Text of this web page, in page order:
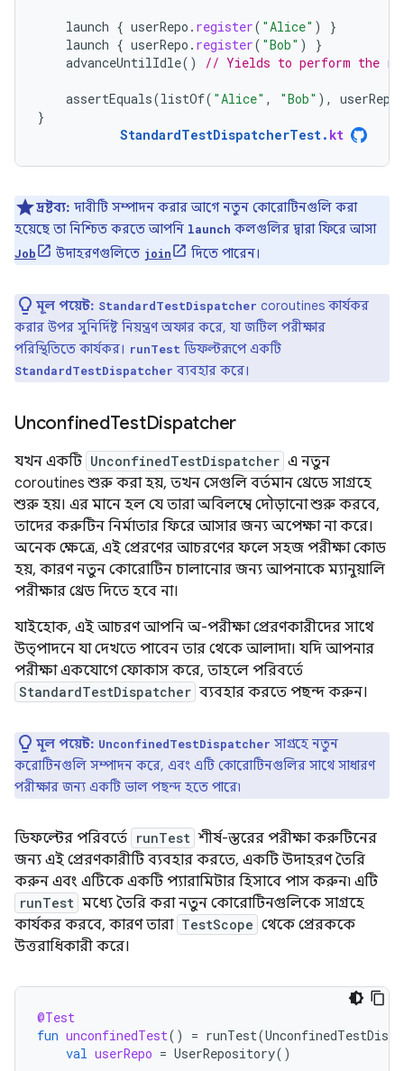
launch { userRepo . register( "Alice" )
}
launch { userRepo . register( "Bob" )
}
advanceUntilIdle() // Yields to perform the
assertEquals(listOf( "Alice" , "Bob" ), userRepo
}
StandardTestDispatcherTest. kt
দ্রষ্টব্য: দাবীটি সম্পাদন করার আগে নতুন কোরোটিনগুলি করা
হয়েছে তা নিশ্চিত করতে আপনি launch কলগুলির দ্বারা ফিরে আসা
Job উদাহরণগুলিতে join দিতে পারেন।
মূল পয়েন্ট: StandardTestDispatcher coroutines কার্যকর
করার উপর সুনির্দিষ্ট নিয়ন্ত্রণ অফার করে, যা জটিল পরীক্ষার
পরিস্থিতিতে কার্যকর। runTest ডিফল্টরূপে একটি
StandardTestDispatcher ব্যবহার করে।
UnconfinedTestDispatcher
যখন একটি UnconfinedTestDispatcher এ নতুন
coroutines শুরু করা হয়, তখন সেগুলি বর্তমান থ্রেডে সাগ্রহে
শুরু হয়। এর মানে হল যে তারা অবিলম্বে দৌড়ানো শুরু করবে,
তাদের করুটিন নির্মাতার ফিরে আসার জন্য অপেক্ষা না করে।
অনেক ক্ষেত্রে, এই প্রেরণের আচরণের ফলে সহজ পরীক্ষা কোড
হয়, কারণ নতুন কোরোটিন চালানোর জন্য আপনাকে ম্যানুয়ালি
পরীক্ষার থ্রেড দিতে হবে না।
যাইহোক, এই আচরণ আপনি অ-পরীক্ষা প্রেরণকারীদের সাথে
উত্পাদনে যা দেখতে পাবেন তার থেকে আলাদা। যদি আপনার
পরীক্ষা একযোগে ফোকাস করে, তাহলে পরিবর্তে
StandardTestDispatcher ব্যবহার করতে পছন্দ করুন।
মূল পয়েন্ট: UnconfinedTestDispatcher সাগ্রহে নতুন
করোটিনগুলি সম্পাদন করে, এবং এটি কোরোটিনগুলির সাথে সাধারণ
পরীক্ষার জন্য একটি ভাল পছন্দ হতে পারে৷
ডিফল্টের পরিবর্তে runTest শীর্ষ-স্তরের পরীক্ষা করুটিনের
জন্য এই প্রেরণকারীটি ব্যবহার করতে, একটি উদাহরণ তৈরি
করুন এবং এটিকে একটি প্যারামিটার হিসাবে পাস করুন৷ এটি
runTest মধ্যে তৈরি করা নতুন কোরোটিনগুলিকে সাগ্রহে
কার্যকর করবে, কারণ তারা TestScope থেকে প্রেরককে
উত্তরাধিকারী করে।
@Test
fun unconfinedTest() = runTest(
val userRepo = UserRepository()